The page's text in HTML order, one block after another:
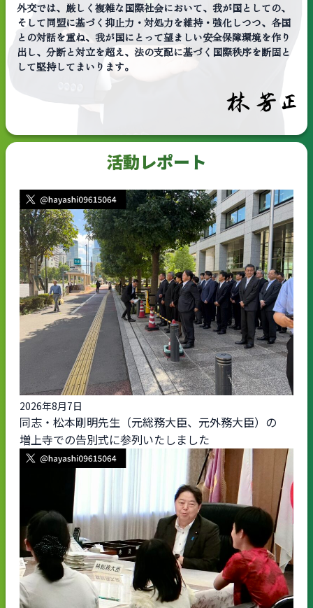
外交では、厳しく複雑な国際社会において、我が国としての、
そして同盟に基づく抑止力・対処力を維持・強化しつつ、各国
との対話を重ね、我が国にとって望ましい安全保障環境を作り
出し、分断と対立を超え、法の支配に基づく国際秩序を断固と
して堅持してまいります。
活動レポート
2026年8月7日
同志・松本剛明先生（元総務大臣、元外務大臣）の
増上寺での告別式に参列いたしました